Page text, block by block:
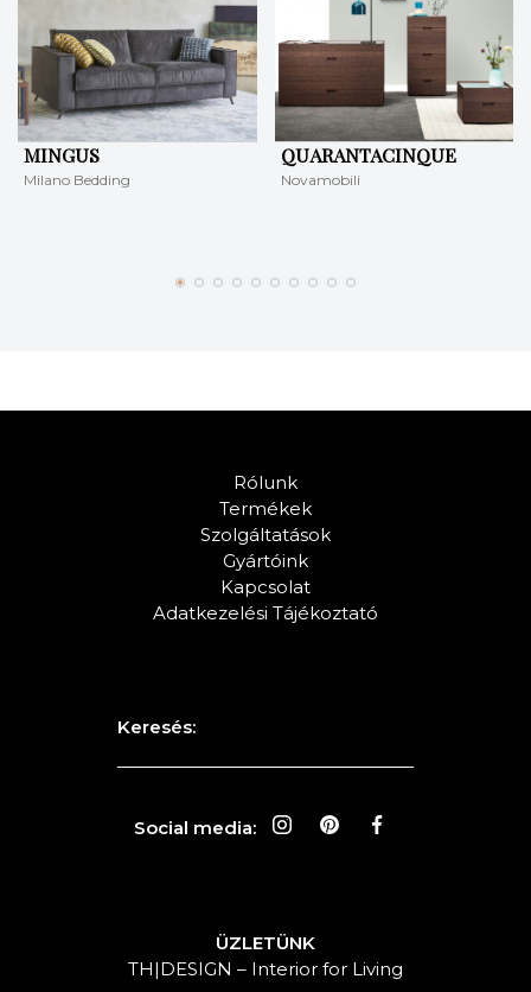
MINGUS
Milano Bedding
QUARANTACINQUE
Novamobili
Rólunk
Termékek
Szolgáltatások
Gyártóink
Kapcsolat
Adatkezelési Tájékoztató
Keresés:
Social media:
ÜZLETÜNK
TH|DESIGN – Interior for Living